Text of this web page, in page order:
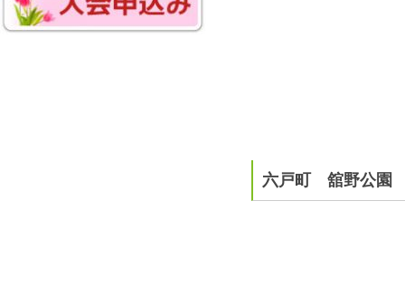
六戸町 舘野公園